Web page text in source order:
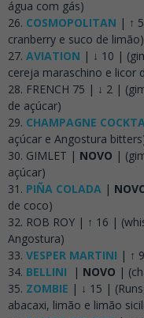
água com gás)
COSMOPOLITAN | ↑
cranberry e suco de limão)
AVIATION | ↓ 10 |
cereja maraschino e licor
FRENCH 75 | ↓ 2 |
de açúcar)
CHAMPAGNE
açúcar e Angostura
GIMLET | NOVO |
açúcar)
PIÑA COLADA |
de coco)
ROB ROY | ↑ 16 |
Angostura)
VESPER MARTINI | ↑
BELLINI
| NOVO |
ZOMBIE | ↓ 15 |
abacaxi, limão e limão